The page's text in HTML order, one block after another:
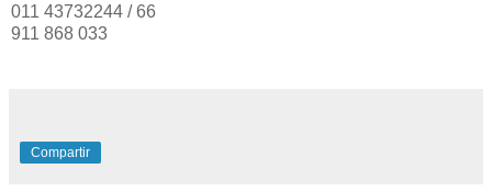
011 43732244 / 66
911 868 033
Compartir